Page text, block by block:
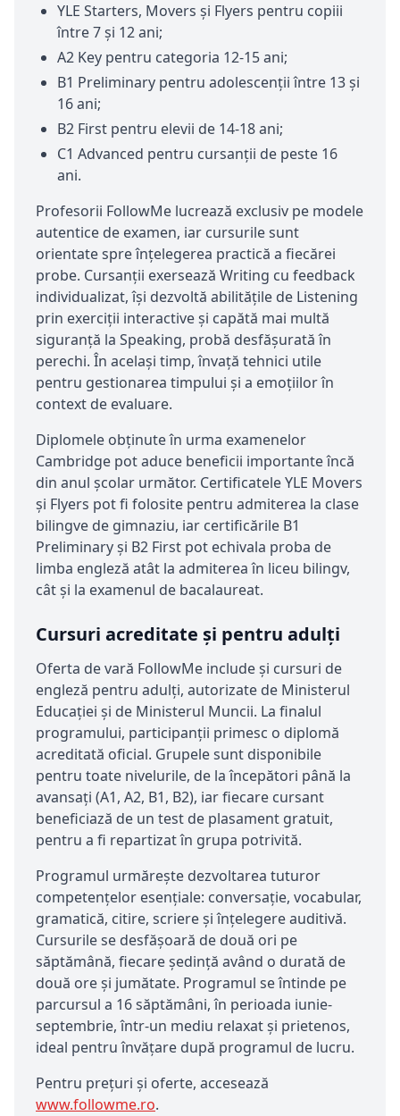
YLE Starters, Movers și Flyers pentru copiii
între 7 și 12 ani;
A2 Key pentru categoria 12-15 ani;
B1 Preliminary pentru adolescenții între 13 și
16 ani;
B2 First pentru elevii de 14-18 ani;
C1 Advanced pentru cursanții de peste 16
ani.
Profesorii FollowMe lucrează exclusiv pe modele
autentice de examen, iar cursurile sunt
orientate spre înțelegerea practică a fiecărei
probe. Cursanții exersează Writing cu feedback
individualizat, își dezvoltă abilitățile de Listening
prin exerciții interactive și capătă mai multă
siguranță la Speaking, probă desfășurată în
perechi. În același timp, învață tehnici utile
pentru gestionarea timpului și a emoțiilor în
context de evaluare.
Diplomele obținute în urma examenelor
Cambridge pot aduce beneficii importante încă
din anul școlar următor. Certificatele YLE Movers
și Flyers pot fi folosite pentru admiterea la clase
bilingve de gimnaziu, iar certificările B1
Preliminary și B2 First pot echivala proba de
limba engleză atât la admiterea în liceu bilingv,
cât și la examenul de bacalaureat.
Cursuri acreditate și pentru adulți
Oferta de vară FollowMe include și cursuri de
engleză pentru adulți, autorizate de Ministerul
Educației și de Ministerul Muncii. La finalul
programului, participanții primesc o diplomă
acreditată oficial. Grupele sunt disponibile
pentru toate nivelurile, de la începători până la
avansați (A1, A2, B1, B2), iar fiecare cursant
beneficiază de un test de plasament gratuit,
pentru a fi repartizat în grupa potrivită.
Programul urmărește dezvoltarea tuturor
competențelor esențiale: conversație, vocabular,
gramatică, citire, scriere și înțelegere auditivă.
Cursurile se desfășoară de două ori pe
săptămână, fiecare ședință având o durată de
două ore și jumătate. Programul se întinde pe
parcursul a 16 săptămâni, în perioada iunie-
septembrie, într-un mediu relaxat și prietenos,
ideal pentru învățare după programul de lucru.
Pentru prețuri și oferte, accesează
www.followme.ro.